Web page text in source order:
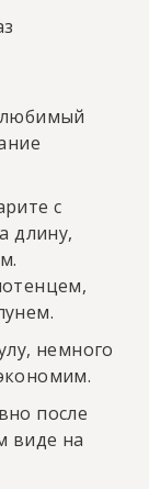
с
длину,
немного
после
виде на